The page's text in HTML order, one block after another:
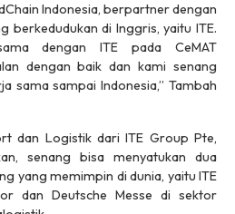
Indonesia, berpartner dengan
berkedudukan di Inggris, yaitu ITE.
dengan ITE pada CeMAT
dengan baik dan kami senang
sama sampai Indonesia,” Tambah
dan Logistik dari ITE Group Pte,
senang bisa menyatukan dua
yang memimpin di dunia, yaitu ITE
dan Deutsche Messe di sektor